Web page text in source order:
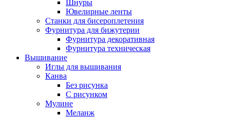
Шнуры
Ювелирные ленты
Станки для бисероплетения
Фурнитура для бижутерии
Фурнитура декоративная
Фурнитура техническая
Вышивание
Иглы для вышивания
Канва
Без рисунка
С рисунком
Мулине
Меланж